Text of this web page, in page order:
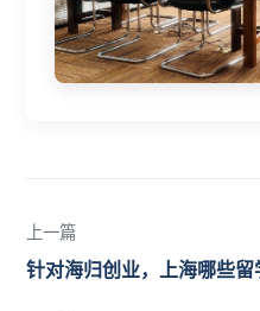
上一篇
针对海归创业，上海哪些留